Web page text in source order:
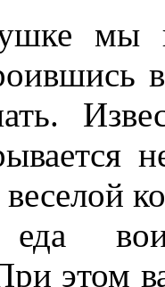
мы
этом